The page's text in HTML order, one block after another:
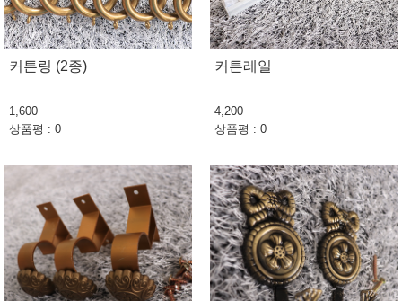
커튼링 (2종)
1,600
상품평 : 0
커튼레일
4,200
상품평 : 0